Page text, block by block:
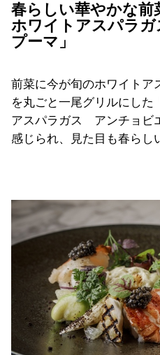
春らしい華やかな前
ホワイトアスパラ
プーマ」
前菜に今が旬のホワイトア
を丸ごと一尾グリルにした
アスパラガス アンチョビ
感じられ、見た目も春らし